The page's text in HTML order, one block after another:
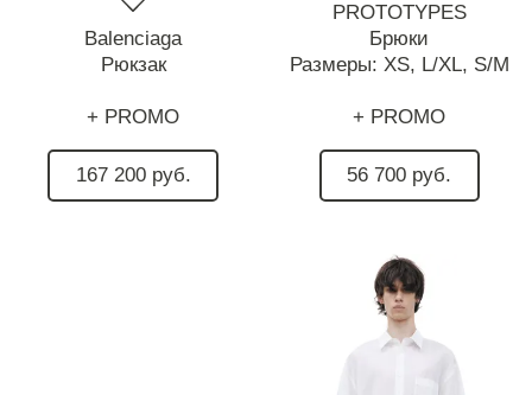
Balenciaga
Рюкзак
+ PROMO
167 200 руб.
PROTOTYPES
Брюки
Размеры: XS, L/XL, S/M
+ PROMO
56 700 руб.